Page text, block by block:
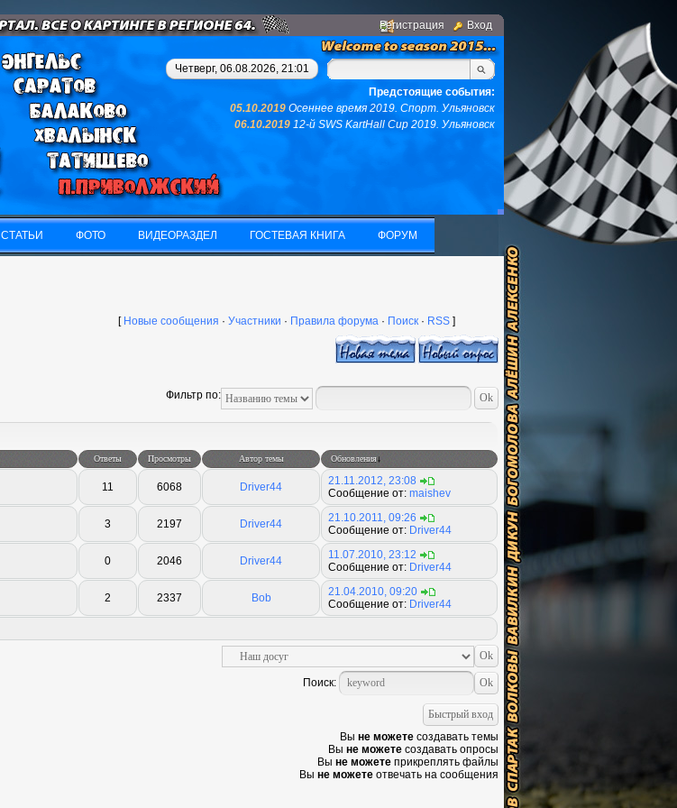
Регистрация Вход
времени - займитесь картингом, у вас не останется ни того ни другого...(с)интернет. Фраза
Четверг, 06.08.2026, 21:01
Предстоящие события:
05.10.2019 Осеннее время 2019. Спорт. Ульяновск
06.10.2019 12-й SWS KartHall Cup 2019. Ульяновск
СТАТЬИ ФОТО ВИДЕОРАЗДЕЛ ГОСТЕВАЯ КНИГА ФОРУМ
[ Новые сообщения · Участники · Правила форума · Поиск · RSS ]
Фильтр по:
Ответы Просмотры Автор темы Обновления↓
11 6068 Driver44
21.11.2012, 23:08
Сообщение от: maishev
3 2197 Driver44
21.10.2011, 09:26
Сообщение от: Driver44
0 2046 Driver44
11.07.2010, 23:12
Сообщение от: Driver44
2 2337 Bob
21.04.2010, 09:20
Сообщение от: Driver44
Поиск:
Вы не можете создавать темы
Вы не можете создавать опросы
Вы не можете прикреплять файлы
Вы не можете отвечать на сообщения